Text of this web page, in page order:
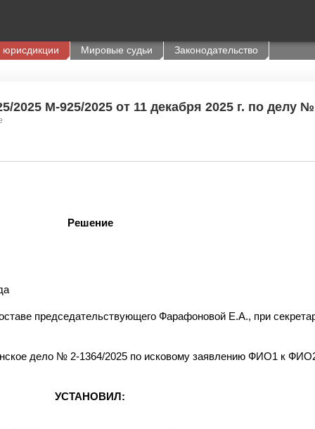
Мировые судьи Законодательство
М-925/2025 от 11 декабря 2025 г. по делу №
Решение
председательствующего Фарафоновой Е.А., при
дело № 2-1364/2025 по исковому заявлению ФИО1 к
УСТАНОВИЛ: